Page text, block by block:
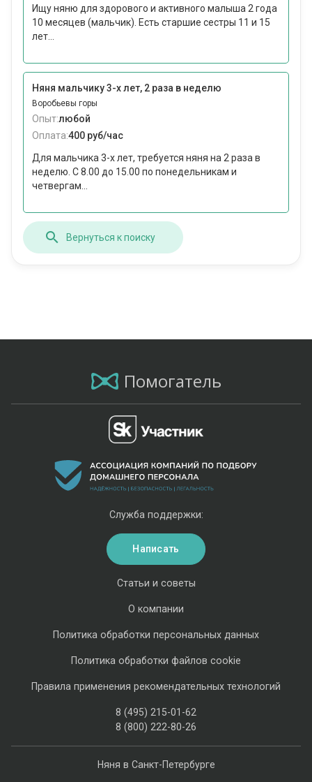
Ищу няню для здорового и активного малыша 2 года
10 месяцев (мальчик). Есть старшие сестры 11 и 15
лет...
Няня мальчику 3-х лет, 2 раза в неделю
Воробьевы горы
Опыт:любой
Оплата:400 руб/час
Для мальчика 3-х лет, требуется няня на 2 раза в
неделю. С 8.00 до 15.00 по понедельникам и
четвергам...
Вернуться к поиску
Помогатель
Няня в Санкт-Петербурге
Статьи и советы
О компании
Политика обработки персональных данных
Политика обработки файлов cookie
Правила применения рекомендательных технологий
8 (495) 215-01-62
8 (800) 222-80-26
Служба поддержки:
Написать